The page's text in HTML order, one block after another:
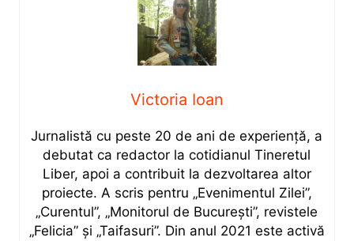
Victoria Ioan
Jurnalistă cu peste 20 de ani de experiență, a
debutat ca redactor la cotidianul Tineretul
Liber, apoi a contribuit la dezvoltarea altor
proiecte. A scris pentru „Evenimentul Zilei”,
„Curentul”, „Monitorul de București”, revistele
„Felicia” și „Taifasuri”. Din anul 2021 este activă